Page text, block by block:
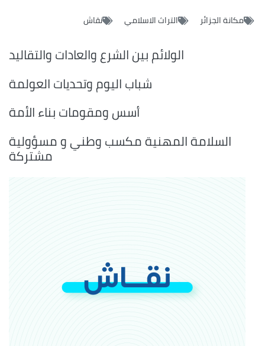
مكانة الجزائر التراث الاسلامي نقاش
الولائم بين الشرع والعادات والتقاليد
شباب اليوم وتحديات العولمة
أسس ومقومات بناء الأمة
السلامة المهنية مكسب وطني و مسؤولية
مشتركة